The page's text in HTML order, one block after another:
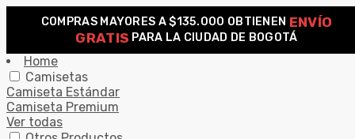
COMPRAS MAYORES A $135.000 OBTIENEN ENVÍO
GRATIS PARA LA CIUDAD DE BOGOTÁ
SEARCH
Home
Camisetas
Camiseta Estándar
Camiseta Premium
Ver todas